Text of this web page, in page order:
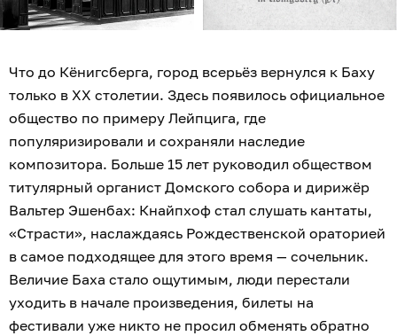
Что до Кёнигсберга, город всерьёз вернулся к Баху
только в XX столетии. Здесь появилось официальное
общество по примеру Лейпцига, где
популяризировали и сохраняли наследие
композитора. Больше 15 лет руководил обществом
титулярный органист Домского собора и дирижёр
Вальтер Эшенбах: Кнайпхоф стал слушать кантаты,
«Страсти», наслаждаясь Рождественской ораторией
в самое подходящее для этого время — сочельник.
Величие Баха стало ощутимым, люди перестали
уходить в начале произведения, билеты на
фестивали уже никто не просил обменять обратно